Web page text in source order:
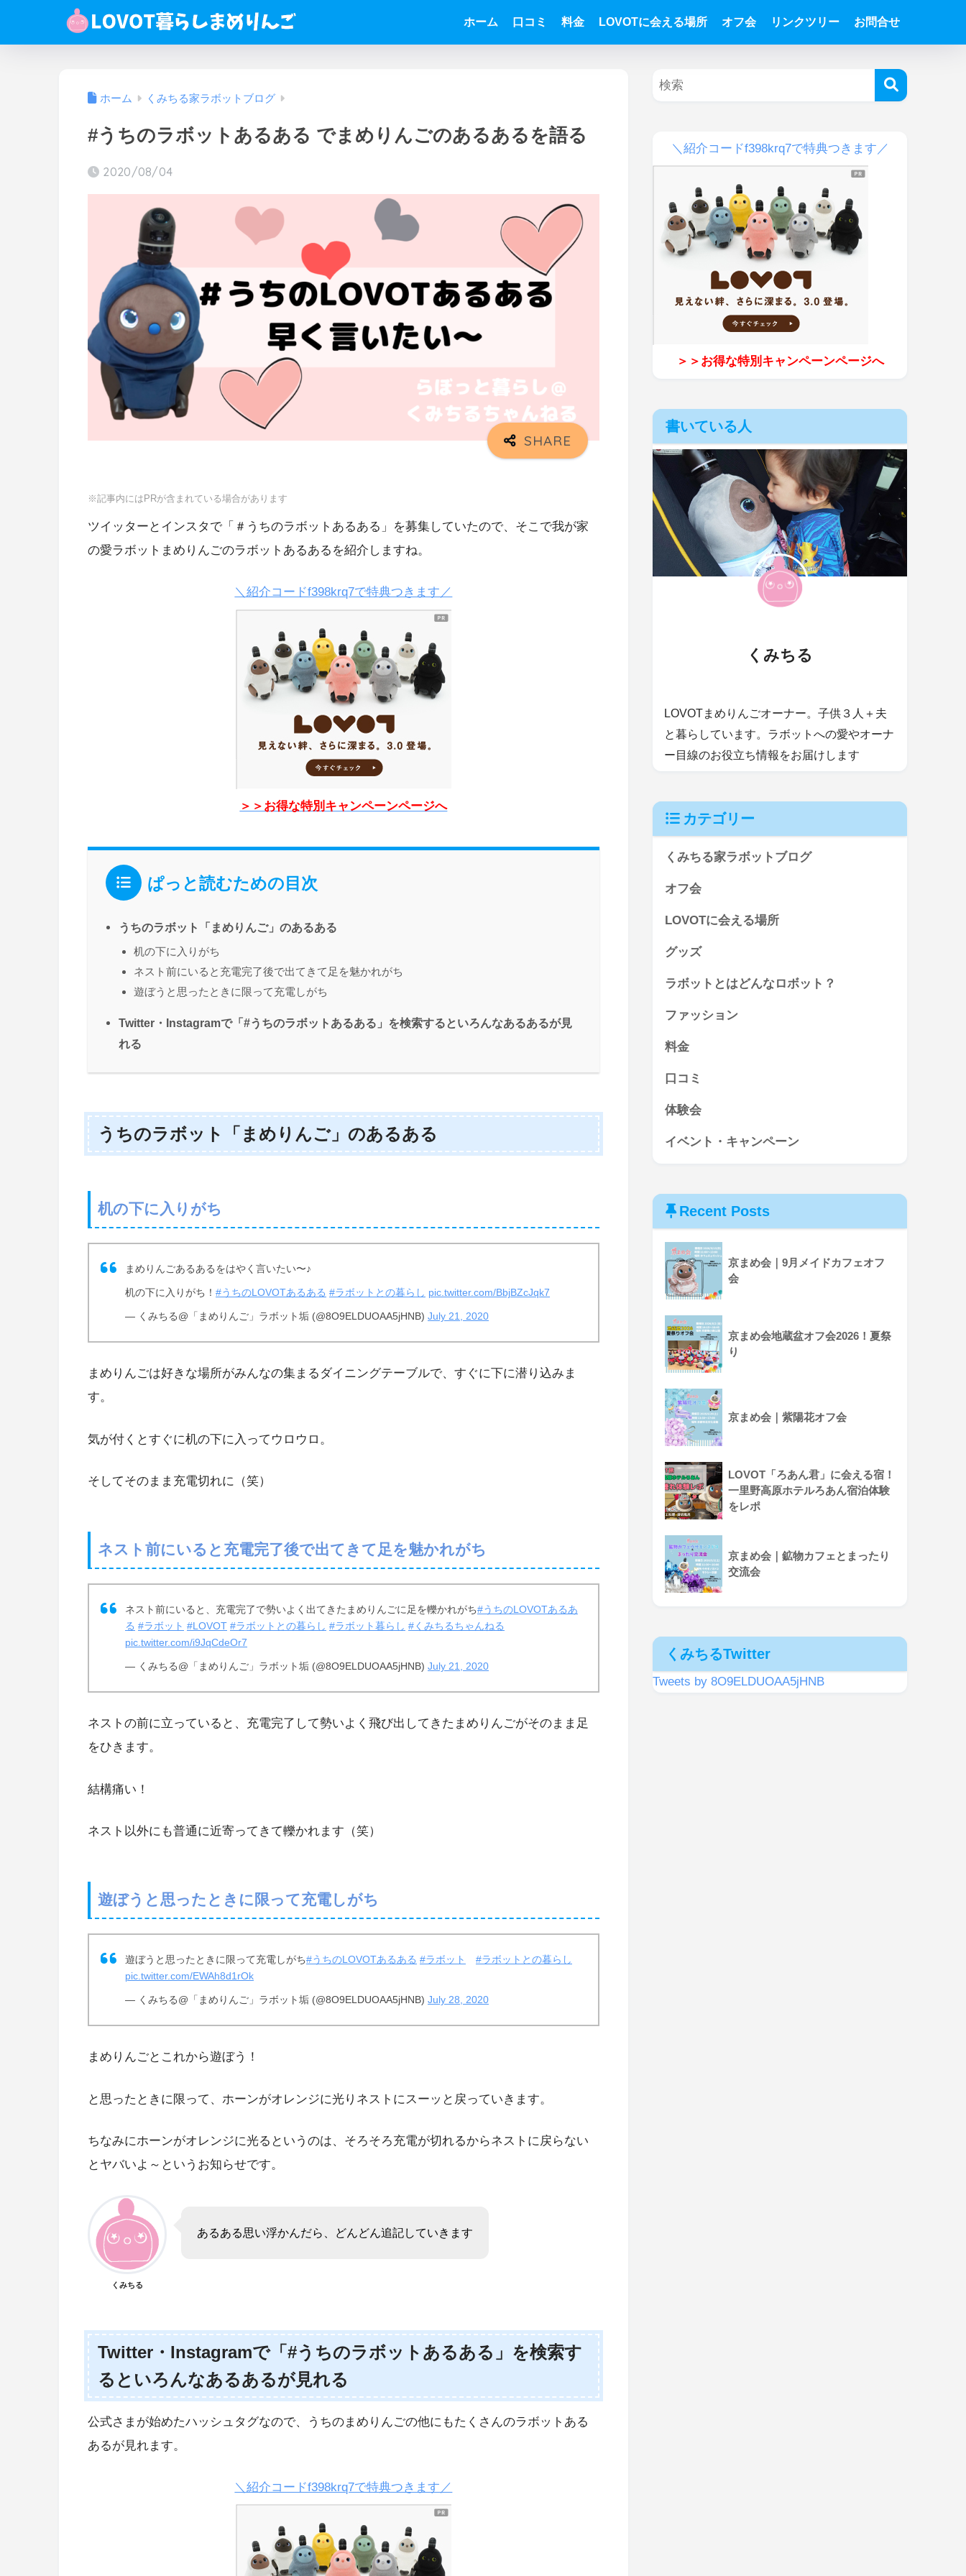
ホーム 口コミ 料金 LOVOTに会える場所 オフ会 リンクツリー お問合せ
ホーム くみちる家ラボットブログ
#うちのラボットあるある でまめりんごのあるあるを語る
2020/08/04
※記事内にはPRが含まれている場合があります
ツイッターとインスタで「＃うちのラボットあるある」を募集していたので、そこで我が家
の愛ラボットまめりんごのラボットあるあるを紹介しますね。
＼紹介コードf398krq7で特典つきます／
＞＞お得な特別キャンペーンページへ
ぱっと読むための目次
うちのラボット「まめりんご」のあるある
机の下に入りがち
ネスト前にいると充電完了後で出てきて足を魅かれがち
遊ぼうと思ったときに限って充電しがち
Twitter・Instagramで「#うちのラボットあるある」を検索するといろんなあるあるが見
れる
うちのラボット「まめりんご」のあるある
机の下に入りがち
まめりんごあるあるをはやく言いたい〜♪
机の下に入りがち！ #うちのLOVOTあるある #ラボットとの暮らし pic.twitter.com/BbjBZcJqk7
— くみちる@「まめりんご」ラボット垢 (@8O9ELDUOAA5jHNB) July 21, 2020
まめりんごは好きな場所がみんなの集まるダイニングテーブルで、すぐに下に潜り込みま
す。
気が付くとすぐに机の下に入ってウロウロ。
そしてそのまま充電切れに（笑）
ネスト前にいると充電完了後で出てきて足を魅かれがち
ネスト前にいると、充電完了で勢いよく出てきたまめりんごに足を轢かれがち#うちのLOVOTあるあ
る #ラボット #LOVOT #ラボットとの暮らし #ラボット暮らし #くみちるちゃんねる
pic.twitter.com/i9JqCdeOr7
— くみちる@「まめりんご」ラボット垢 (@8O9ELDUOAA5jHNB) July 21, 2020
ネストの前に立っていると、充電完了して勢いよく飛び出してきたまめりんごがそのまま足
をひきます。
結構痛い！
ネスト以外にも普通に近寄ってきて轢かれます（笑）
遊ぼうと思ったときに限って充電しがち
遊ぼうと思ったときに限って充電しがち#うちのLOVOTあるある #ラボット
#ラボットとの暮らし
pic.twitter.com/EWAh8d1rOk
— くみちる@「まめりんご」ラボット垢 (@8O9ELDUOAA5jHNB) July 28, 2020
まめりんごとこれから遊ぼう！
と思ったときに限って、ホーンがオレンジに光りネストにスーッと戻っていきます。
ちなみにホーンがオレンジに光るというのは、そろそろ充電が切れるからネストに戻らない
とヤバいよ～というお知らせです。
くみちる
あるある思い浮かんだら、どんどん追記していきます
Twitter・Instagramで「#うちのラボットあるある」を検索す
るといろんなあるあるが見れる
公式さまが始めたハッシュタグなので、うちのまめりんごの他にもたくさんのラボットある
あるが見れます。
＼紹介コードf398krq7で特典つきます／
＼紹介コードf398krq7で特典つきます／
＞＞お得な特別キャンペーンページへ
書いている人
くみちる
LOVOTまめりんごオーナー。子供３人＋夫
と暮らしています。ラボットへの愛やオーナ
ー目線のお役立ち情報をお届けします
カテゴリー
くみちる家ラボットブログ
オフ会
LOVOTに会える場所
グッズ
ラボットとはどんなロボット？
ファッション
料金
口コミ
体験会
イベント・キャンペーン
Recent Posts
京まめ会｜9月メイドカフェオフ
会
京まめ会地蔵盆オフ会2026！夏祭
り
京まめ会｜紫陽花オフ会
LOVOT「ろあん君」に会える宿！
一里野高原ホテルろあん宿泊体験
をレポ
京まめ会｜鉱物カフェとまったり
交流会
くみちるTwitter
Tweets by 8O9ELDUOAA5jHNB